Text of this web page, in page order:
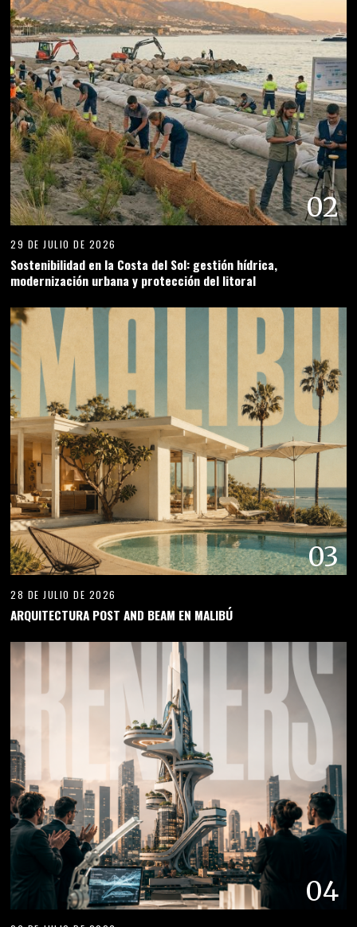
02
29 DE JULIO DE 2026
Sostenibilidad en la Costa del Sol: gestión hídrica,
modernización urbana y protección del litoral
03
28 DE JULIO DE 2026
ARQUITECTURA POST AND BEAM EN MALIBÚ
04